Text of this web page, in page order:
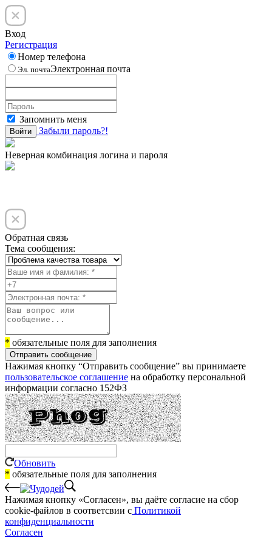
Вход
Регистрация
Номер телефона
Эл. почтаЭлектронная почта
Запомнить меня
Войти Забыли пароль?!
Неверная комбинация логина и пароля
Обратная связь
Тема сообщения:
* обязательные поля для заполнения
Отправить сообщение
Нажимая кнопку “Отправить сообщение” вы принимаете
пользовательское соглашение на обработку персональной
информации согласно 152ФЗ
Обновить
* обязательные поля для заполнения
Нажимая кнопку «Согласен», вы даёте cогласие на сбор
cookie-файлов в соответсвии с Политикой
конфиденциальности
Согласен